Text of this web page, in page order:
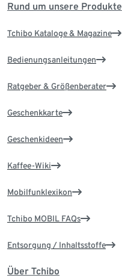
Rund um unsere Produkte
Tchibo Kataloge & Magazine
Bedienungsanleitungen
Ratgeber & Größenberater
Geschenkkarte
Geschenkideen
Kaffee-Wiki
Mobilfunklexikon
Tchibo MOBIL FAQs
Entsorgung / Inhaltsstoffe
Über Tchibo